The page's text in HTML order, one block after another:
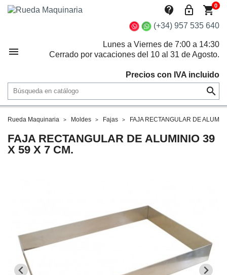
contact_support lock_outline shopping_cart0


(+34) 957 535 640
Lunes a Viernes de 7:00 a 14:30
Cerrado por vacaciones del 10 al 31 de Agosto.
Precios con IVA incluido
Rueda Maquinaria Moldes Fajas FAJA RECTANGULAR DE
FAJA RECTANGULAR DE ALUMINIO 39
X 59 X 7 CM.